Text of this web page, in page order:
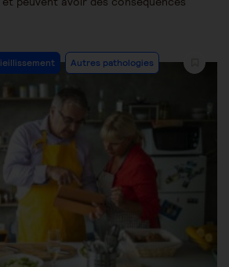
Autres pathologies